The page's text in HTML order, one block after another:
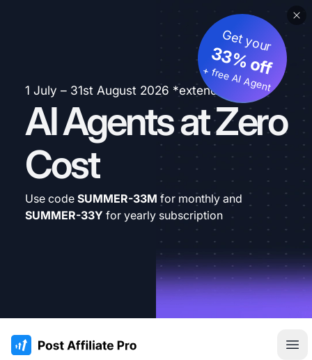
1 July – 31st August 2026 *extended
AI Agents at Zero
Cost
Get your
33% off
+ free AI Agent
Use code SUMMER-33M for monthly and
SUMMER-33Y for yearly subscription
:site.title